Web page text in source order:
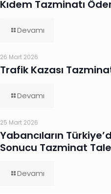
Kıdem Tazminatı
Devamı
26 Mart 2026
Trafik Kazası
Devamı
25 Mart 2026
Yabancıların
Sonucu Tazminat
Devamı